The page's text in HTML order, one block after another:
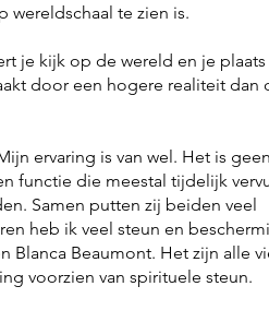
wereldschaal te zien is.
je kijk op de wereld en je plaats
door een hogere realiteit dan
ervaring is van wel. Het is geen
functie die meestal tijdelijk
Samen putten zij beiden veel
heb ik veel steun en
Blanca Beaumont. Het zijn alle
voorzien van spirituele steun.